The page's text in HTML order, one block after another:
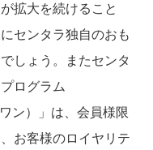
拡大を続けること
センタラ独自のおも
しょう。またセンタ
ログラム
ン）」は、会員様限
お客様のロイヤリテ